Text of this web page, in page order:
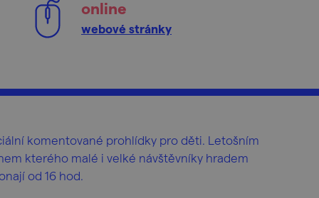
online
webové stránky
komentované prohlídky pro děti. Letošním
kterého malé i velké návštěvníky hradem
od 16 hod.